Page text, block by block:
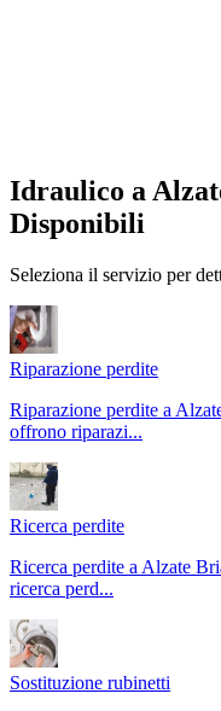
Idraulico a
Disponibili
Seleziona il servizio per
Riparazione perdite
Riparazione perdite a
offrono riparazi...
Ricerca perdite
Ricerca perdite a Alzate
ricerca perd...
Sostituzione rubinetti